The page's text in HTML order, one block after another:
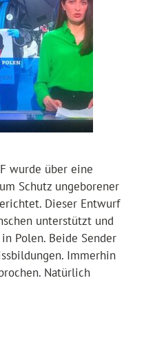
wurde über eine
Schutz ungeborener
Dieser Entwurf
unterstützt und
Polen. Beide Sender
Immerhin
Natürlich